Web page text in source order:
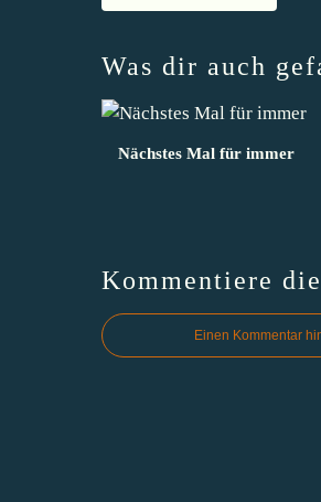
Was dir auch
Nächstes Mal für immer
Kommentiere
Einen Kommentar